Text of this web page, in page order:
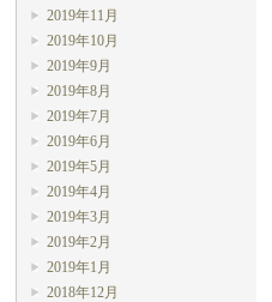
2019年11月
2019年10月
2019年9月
2019年8月
2019年7月
2019年6月
2019年5月
2019年4月
2019年3月
2019年2月
2019年1月
2018年12月